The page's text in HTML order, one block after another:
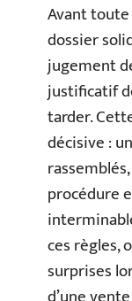
Avant
dossier
jugement
justificatif
tarder.
décisive :
procédure
ces règles,
surprises